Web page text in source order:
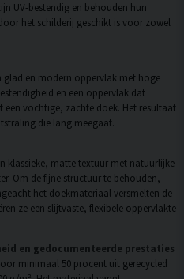
UV-bestendig en behouden hun
het schilderij geschikt is voor zowel
glad en modern oppervlak met hoge
en een oppervlak dat
vochtige, zachte doek. Het resultaat
die lang meegaat.
klassieke, matte textuur met natuurlijke
Om de fijne structuur te behouden,
het doekmateriaal versmelten de
ze een slijtvaste, flexibele oppervlakte
en gedocumenteerde prestaties
minimaal 50 procent uit gerecycled